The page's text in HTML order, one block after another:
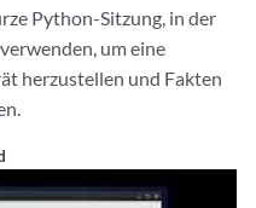
shutdown',
Python-Sitzung, in der
um eine
herzustellen und Fakten